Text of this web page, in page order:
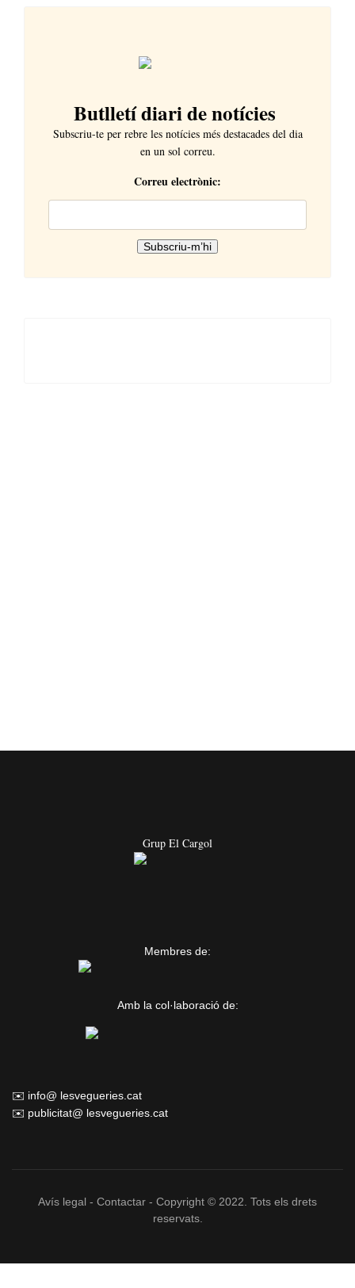
Butlletí diari de notícies
Subscriu-te per rebre les notícies més destacades del dia
en un sol correu.
Correu electrònic:
Grup El Cargol
Membres de:
Amb la col·laboració de:
✉️ info@ lesvegueries.cat
✉️ publicitat@ lesvegueries.cat
Avís legal - Contactar - Copyright © 2022. Tots els drets
reservats.